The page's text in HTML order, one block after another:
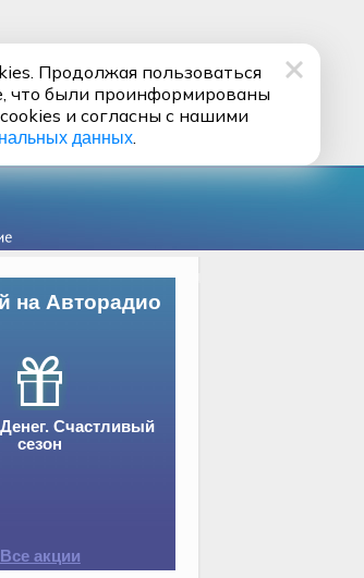
на Авторадио
Счастливый
сезон
Все акции
Продолжая пользоваться
что были проинформированы
и согласны с нашими
данных.